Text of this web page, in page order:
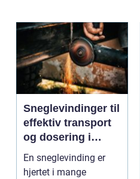
Sneglevindinger til
effektiv transport
og dosering i
industrien
En sneglevinding er
hjertet i mange